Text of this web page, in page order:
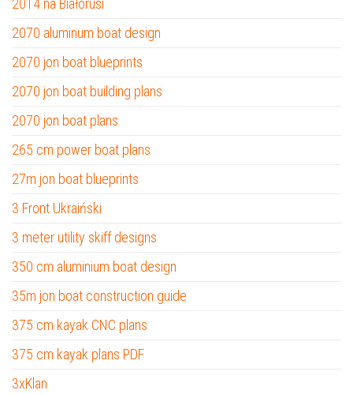
2014 na Białorusi
2070 aluminum boat design
2070 jon boat blueprints
2070 jon boat building plans
2070 jon boat plans
265 cm power boat plans
27m jon boat blueprints
3 Front Ukraiński
3 meter utility skiff designs
350 cm aluminium boat design
35m jon boat construction guide
375 cm kayak CNC plans
375 cm kayak plans PDF
3xKlan